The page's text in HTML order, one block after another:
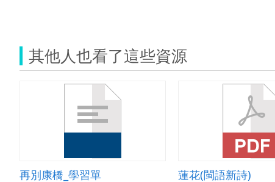
其他人也看了這些資源
再別康橋_學習單 蓮花(閩語新詩)